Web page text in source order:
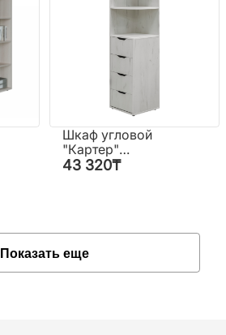
Шкаф угловой
"Картер"
(стандартный
43 320₸
Показать еще